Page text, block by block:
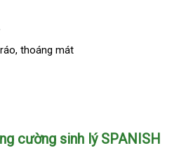
xưởng
, thoáng mát
cường sinh lý SPANISH